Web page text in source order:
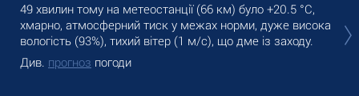
49 хвилин тому на метеостанції (66 км) було +20.5 °C,
хмарно, атмосферний тиск у межах норми, дуже висока
вологість (93%), тихий вітер (1 м/с), що дме із заходу.
Див. прогноз погоди